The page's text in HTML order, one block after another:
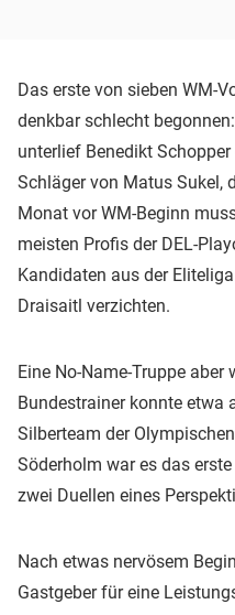
Das erste von sieben WM-
denkbar schlecht
unterlief Benedikt
Schläger von Matus Sukel,
Monat vor WM-Beginn
meisten Profis der DEL-
Kandidaten aus der
Draisaitl verzichten.
Eine No-Name-Truppe
Bundestrainer konnte etwa
Silberteam der
Söderholm war es das
zwei Duellen eines
Nach etwas nervösem
Gastgeber für eine